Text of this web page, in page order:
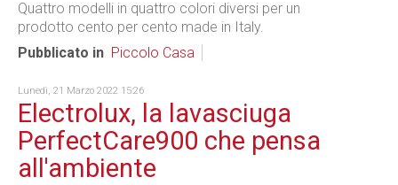
Quattro modelli in quattro colori diversi per un
prodotto cento per cento made in Italy.
Pubblicato in Piccolo Casa
Lunedì, 21 Marzo 2022 15:26
Electrolux, la lavasciuga
PerfectCare900 che pensa
all'ambiente